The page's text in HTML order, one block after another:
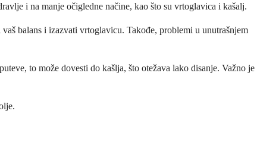
i na manje očigledne načine, kao što su vrtoglavica i kašalj.
balans i izazvati vrtoglavicu. Takođe, problemi u unutrašnjem
to može dovesti do kašlja, što otežava lako disanje. Važno je